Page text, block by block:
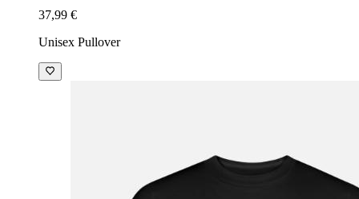
37,99 €
Unisex Pullover